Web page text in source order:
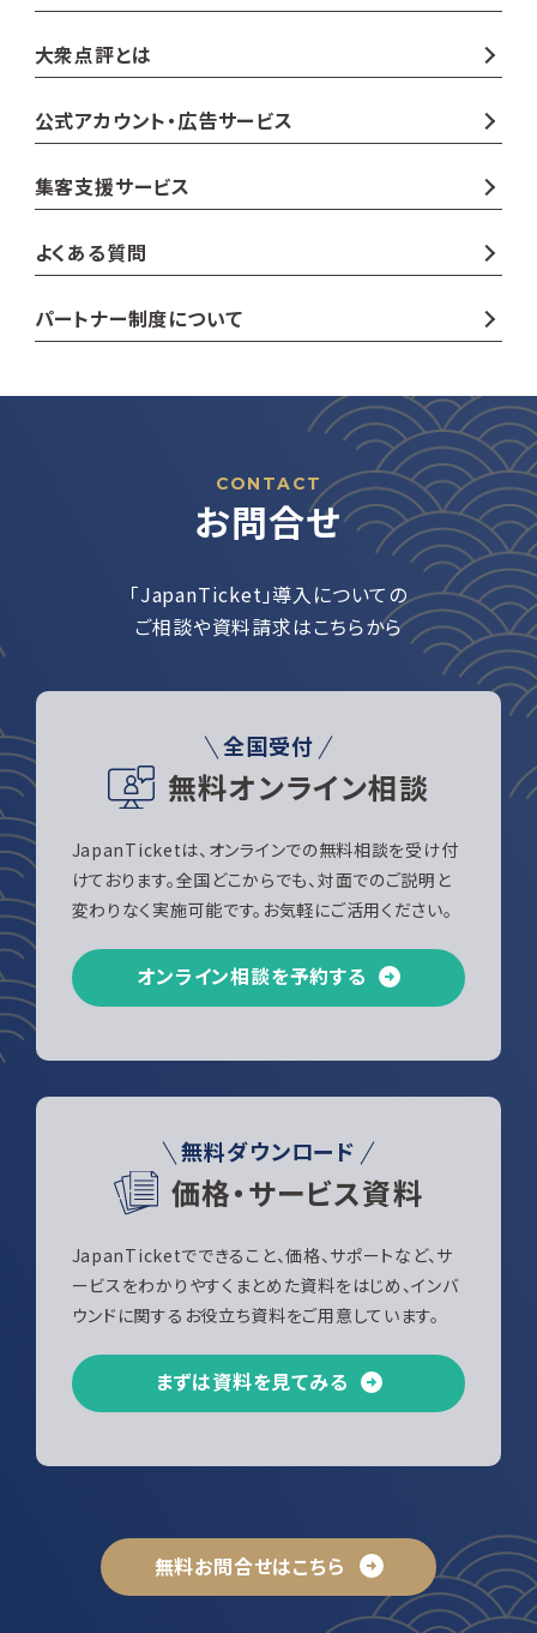
大衆点評とは
公式アカウント・広告サービス
集客支援サービス
よくある質問
パートナー制度について
CONTACT
お問合せ
「JapanTicket」導入についての
ご相談や資料請求はこちらから
全国受付
無料オンライン相談
JapanTicketは、オンラインでの無料相談を受け付
けております。全国どこからでも、対面でのご説明と
変わりなく実施可能です。お気軽にご活用ください。
オンライン相談を予約する
無料ダウンロード
価格・サービス資料
JapanTicketでできること、価格、サポートなど、サ
ービスをわかりやすくまとめた資料をはじめ、インバ
ウンドに関するお役立ち資料をご用意しています。
まずは資料を見てみる
無料お問合せはこちら